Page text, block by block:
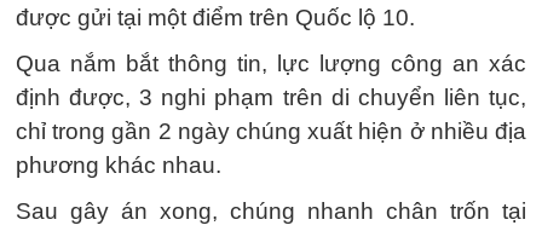
được gửi tại một điểm trên Quốc lộ 10.
Qua nắm bắt thông tin, lực lượng công an xác
định được, 3 nghi phạm trên di chuyển liên tục,
chỉ trong gần 2 ngày chúng xuất hiện ở nhiều địa
phương khác nhau.
Sau gây án xong, chúng nhanh chân trốn tại